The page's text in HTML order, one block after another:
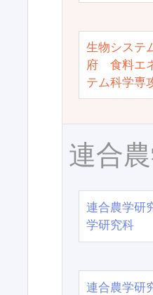
生物システ
府 食料エ
テム科学専
連合
連合農学
学研究科
連合農学